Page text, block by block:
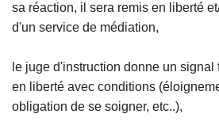
sa réaction, il sera remis en liberté
d'un service de médiation,
le juge d'instruction donne un
en liberté avec conditions
obligation de se soigner, etc..),